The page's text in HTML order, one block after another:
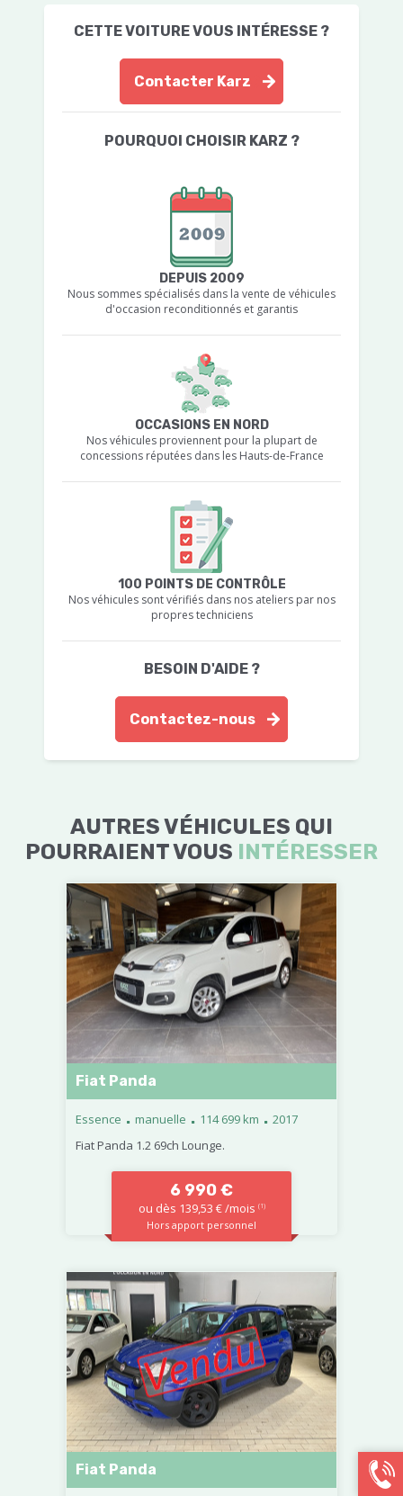
CETTE VOITURE VOUS INTÉRESSE ?
Contacter Karz
POURQUOI CHOISIR KARZ ?
DEPUIS 2009
Nous sommes spécialisés dans la vente de véhicules
d'occasion reconditionnés et garantis
OCCASIONS EN NORD
Nos véhicules proviennent pour la plupart de
concessions réputées dans les Hauts-de-France
100 POINTS DE CONTRÔLE
Nos véhicules sont vérifiés dans nos ateliers par nos
propres techniciens
BESOIN D'AIDE ?
Contactez-nous
AUTRES VÉHICULES QUI
POURRAIENT VOUS INTÉRESSER
Fiat Panda
Essence . manuelle . 114 699 km . 2017
Fiat Panda 1.2 69ch Lounge.
6 990 €
ou dès 139,53 € /mois (1)
Hors apport personnel
Fiat Panda